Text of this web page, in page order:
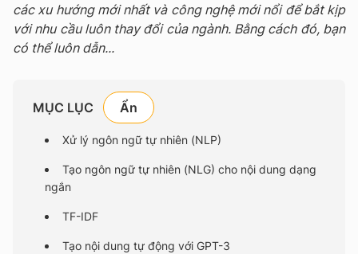
các xu hướng mới nhất và công nghệ mới nổi để bắt kịp
với nhu cầu luôn thay đổi của ngành. Bằng cách đó, bạn
có thể luôn dẫn...
MỤC LỤC
Xử lý ngôn ngữ tự nhiên (NLP)
Tạo ngôn ngữ tự nhiên (NLG) cho nội dung dạng
ngắn
TF-IDF
Tạo nội dung tự động với GPT-3